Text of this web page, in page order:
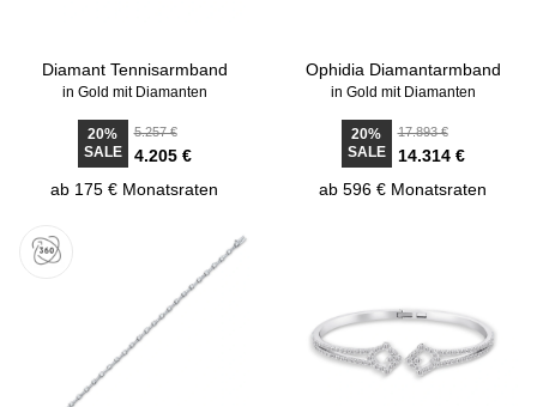
Diamant Tennisarmband
in Gold mit Diamanten
20%
SALE
5.257 €
4.205 €
ab 175 € Monatsraten
Ophidia Diamantarmband
in Gold mit Diamanten
20%
SALE
17.893 €
14.314 €
ab 596 € Monatsraten